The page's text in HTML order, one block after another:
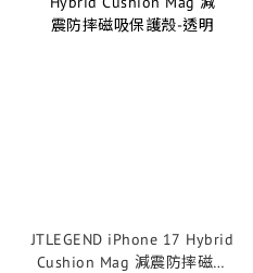
JTLEGEND iPhone 17 Hybrid
Cushion Mag 減震防摔磁吸